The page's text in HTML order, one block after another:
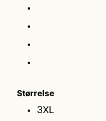
Størrelse
3XL